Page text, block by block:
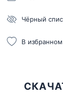
Чёрный
В избранном